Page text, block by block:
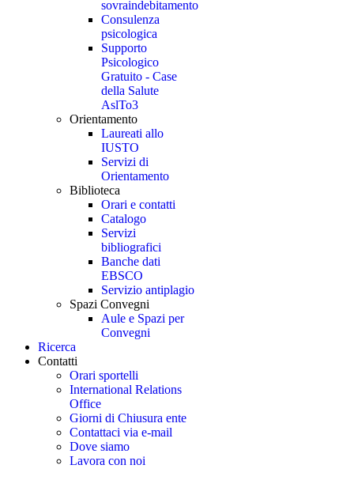
sovraindebitamento
Consulenza
psicologica
Supporto
Psicologico
Gratuito - Case
della Salute
AslTo3
Orientamento
Laureati allo
IUSTO
Servizi di
Orientamento
Biblioteca
Orari e contatti
Catalogo
Servizi
bibliografici
Banche dati
EBSCO
Servizio antiplagio
Spazi Convegni
Aule e Spazi per
Convegni
Ricerca
Contatti
Orari sportelli
International Relations
Office
Giorni di Chiusura ente
Contattaci via e-mail
Dove siamo
Lavora con noi